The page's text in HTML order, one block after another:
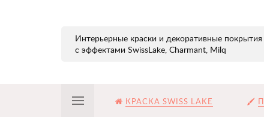
Интерьерные краски и декоративные покрытия
с эффектами SwissLake, Charmant, Milq
КРАСКА SWISS LAKE